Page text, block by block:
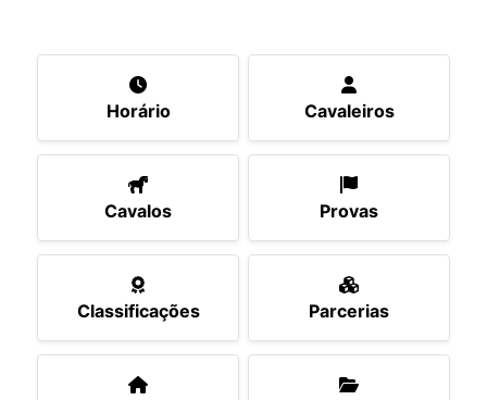
Horário Cavaleiros
Cavalos Provas
Classificações Parcerias